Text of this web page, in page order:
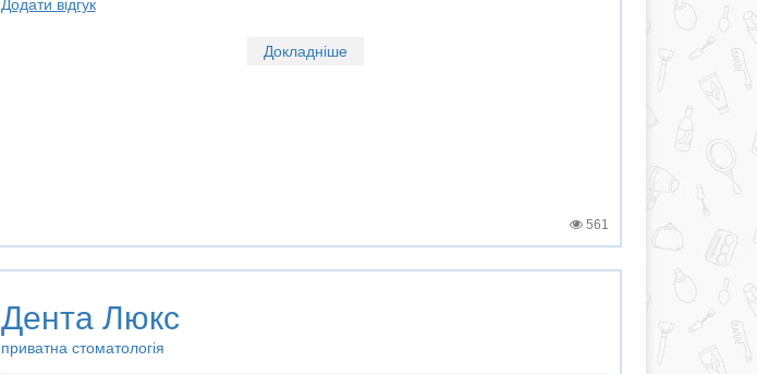
Додати відгук
Докладніше
561
Дента Люкс
приватна стоматологія